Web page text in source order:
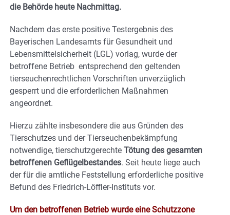
die Behörde heute Nachmittag.
Nachdem das erste positive Testergebnis des
Bayerischen Landesamts für Gesundheit und
Lebensmittelsicherheit (LGL) vorlag, wurde der
betroffene Betrieb entsprechend den geltenden
tierseuchenrechtlichen Vorschriften unverzüglich
gesperrt und die erforderlichen Maßnahmen
angeordnet.
Hierzu zählte insbesondere die aus Gründen des
Tierschutzes und der Tierseuchenbekämpfung
notwendige, tierschutzgerechte Tötung des gesamten
betroffenen Geflügelbestandes. Seit heute liege auch
der für die amtliche Feststellung erforderliche positive
Befund des Friedrich-Löffler-Instituts vor.
Um den betroffenen Betrieb wurde eine Schutzzone